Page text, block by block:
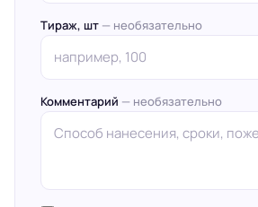
Тираж, шт — необязательно
Комментарий — необязательно